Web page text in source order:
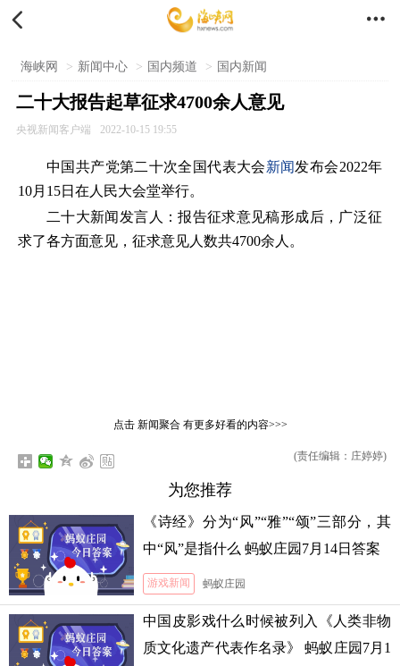
 
海峡网 > 新闻中心 > 国内频道 > 国内新闻
二十大报告起草征求4700余人意见
央视新闻客户端 2022-10-15 19:55
中国共产党第二十次全国代表大会新闻发布会2022年
10月15日在人民大会堂举行。
二十大新闻发言人：报告征求意见稿形成后，广泛征
求了各方面意见，征求意见人数共4700余人。
点击 新闻聚合有更多好看的内容>>>
(责任编辑：庄婷婷)
为您推荐
《诗经》分为“风”“雅”“颂”三部分，其
中“风”是指什么 蚂蚁庄园7月14日答案
游戏新闻 蚂蚁庄园
中国皮影戏什么时候被列入《人类非物
质文化遗产代表作名录》 蚂蚁庄园7月1